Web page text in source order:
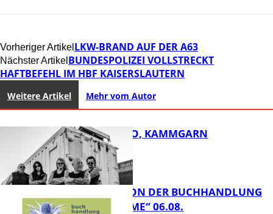
Vorheriger Artikel LKW-BRAND AUF DER A63
Nächster Artikel BUNDESPOLIZEI VOLLSTRECKT
HAFTBEFEHL IM HBF KAISERSLAUTERN
Weitere Artikel Mehr vom Autor
ROSE TATTOO, KAMMGARN
LESETIPPS VON DER BUCHHANDLUNG
„BLAUE BLUME“ 06.08.